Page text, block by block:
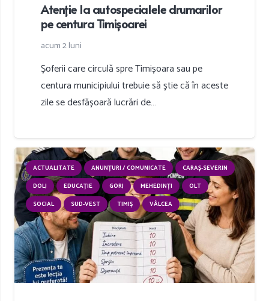
Atenție la autospecialele drumarilor
pe centura Timișoarei
acum 2 luni
Șoferii care circulă spre Timișoara sau pe
centura municipiului trebuie să știe că în aceste
zile se desfășoară lucrări de…
ACTUALITATE ANUNȚURI / COMUNICATE
CARAȘ-SEVERIN
DOLJ
EDUCAȚIE GORJ MEHEDINȚI
OLT
SOCIAL
SUD-VEST TIMIȘ VÂLCEA